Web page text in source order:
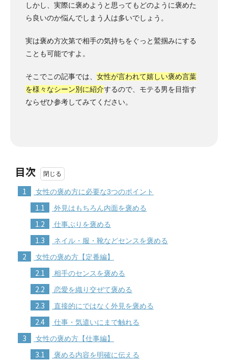
しかし、実際に褒めようと思ってもどのように褒めた
ら良いのか悩んでしまう人は多いでしょう。
実は褒め方次第で相手の気持ちをぐっと鷲掴みにする
ことも可能ですよ。
そこでこの記事では、 女性が言われて嬉しい褒め言葉
を様々なシーン別に紹介するので、モテる男を目指す
ならぜひ参考してみてください。
目次
1 女性の褒め方に必要な3つのポイント
1.1 外見はもちろん内面を褒める
1.2 仕事ぶりを褒める
1.3 ネイル・服・靴などセンスを褒める
2 女性の褒め方【定番編】
2.1 相手のセンスを褒める
2.2 恋愛を織り交ぜて褒める
2.3 直接的にではなく外見を褒める
2.4 仕事・気遣いにまで触れる
3 女性の褒め方【仕事編】
3.1 褒める内容を明確に伝える